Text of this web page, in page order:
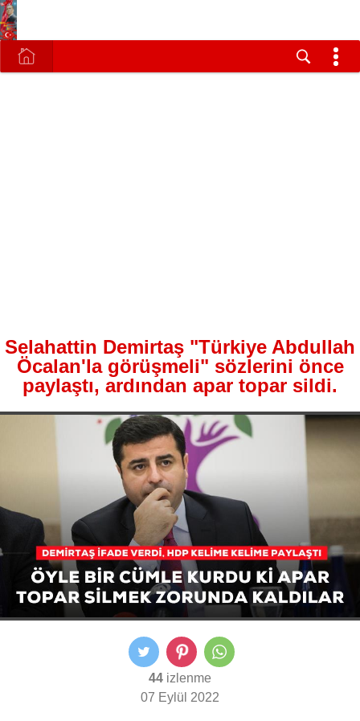
Selahattin Demirtaş "Türkiye Abdullah
Öcalan'la görüşmeli" sözlerini önce
paylaştı, ardından apar topar sildi.
44 izlenme
07 Eylül 2022